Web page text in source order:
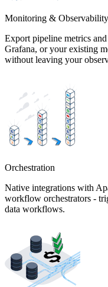
Monitoring & Observability
Export pipeline metrics
Grafana, or your existing
without leaving your
Orchestration
Native integrations with
workflow orchestrators -
data workflows.